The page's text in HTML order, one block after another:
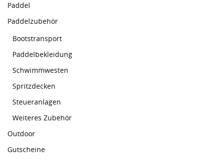
Paddel
Paddelzubehör
Bootstransport
Paddelbekleidung
Schwimmwesten
Spritzdecken
Steueranlagen
Weiteres Zubehör
Outdoor
Gutscheine